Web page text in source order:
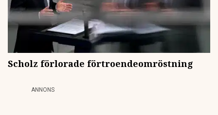
Scholz förlorade förtroendeomröstning
ANNONS